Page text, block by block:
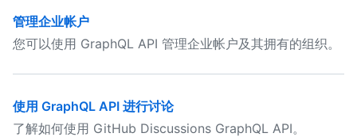
管理企业帐户
您可以使用 GraphQL API 管理企业帐户及其拥有的组织。
使用 GraphQL API 进行讨论
了解如何使用 GitHub Discussions GraphQL API。